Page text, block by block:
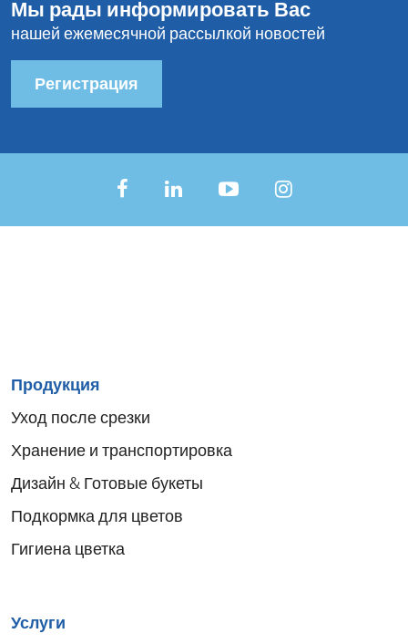
Мы рады информировать Вас
нашей ежемесячной рассылкой новостей
Регистрация
Sitemap
menu
Продукция
Уход после срезки
Хранение и транспортировка
Дизайн & Готовые букеты
Подкормка для цветов
Гигиена цветка
Услуги